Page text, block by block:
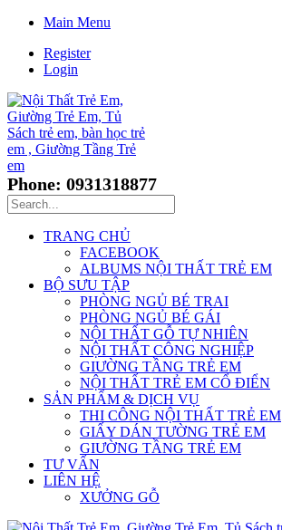
Main Menu
Register
Login
Phone: 0931318877
TRANG CHỦ
FACEBOOK
ALBUMS NỘI THẤT TRẺ EM
BỘ SƯU TẬP
PHÒNG NGỦ BÉ TRAI
PHÒNG NGỦ BÉ GÁI
NỘI THẤT GỖ TỰ NHIÊN
NỘI THẤT CÔNG NGHIỆP
GIƯỜNG TẦNG TRẺ EM
NỘI THẤT TRẺ EM CỔ ĐIỂN
SẢN PHẨM & DỊCH VỤ
THI CÔNG NỘI THẤT TRẺ EM
GIẤY DÁN TƯỜNG TRẺ EM
GIƯỜNG TẦNG TRẺ EM
TƯ VẤN
LIÊN HỆ
XƯỞNG GỖ